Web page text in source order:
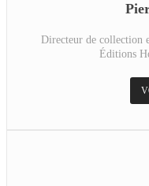
Directeur de collection
Éditions